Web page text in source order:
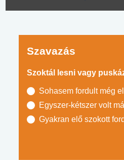
Szavazás
Szoktál lesni vagy
Sohasem fordult még
Egyszer-kétszer volt
Gyakran elő szokott